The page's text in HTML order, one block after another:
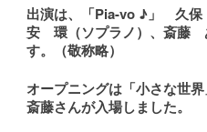
出演は、「Pia-vo ♪」 久
安 環（ソプラノ）、斎藤
す。（敬称略）
オープニングは「小さな世
斎藤さんが入場しました。